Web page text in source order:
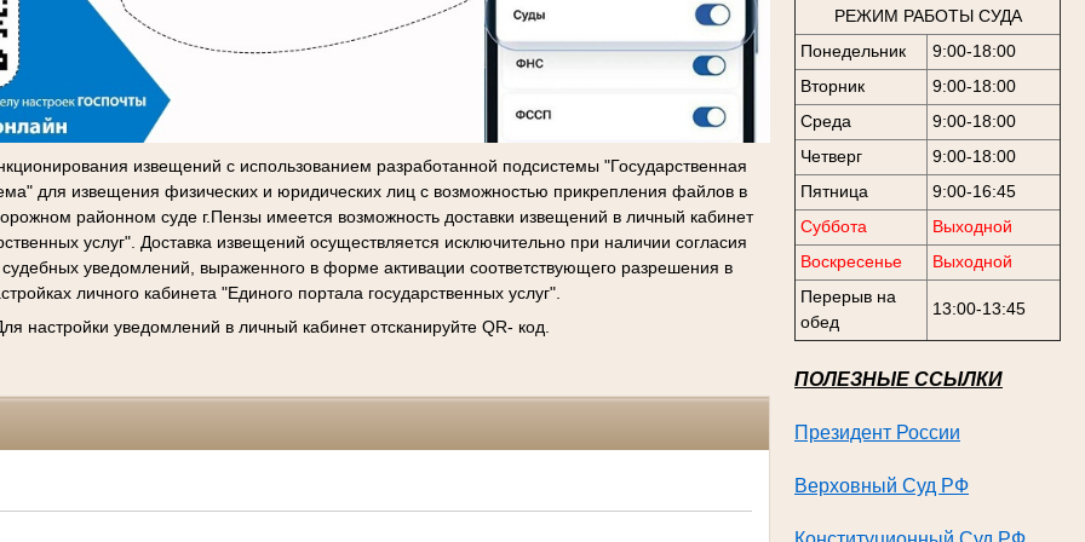
РЕЖИМ РАБОТЫ СУДА
Понедельник
9:00-18:00
Вторник
9:00-18:00
Среда
9:00-18:00
Четверг
9:00-18:00
Пятница
9:00-16:45
Суббота
Выходной
Воскресенье
Выходной
Перерыв на
обед
13:00-13:45
ПОЛЕЗНЫЕ ССЫЛКИ
Президент России
Верховный Суд РФ
извещений с использованием разработанной подсистемы "Государственная
для извещения физических и юридических лиц с возможностью прикрепления файлов в
районном суде г.Пензы имеется возможность доставки извещений в личный кабинет
услуг". Доставка извещений осуществляется исключительно при наличии согласия
уведомлений, выраженного в форме активации соответствующего разрешения в
личного кабинета "Единого портала государственных услуг".
настройки уведомлений в личный кабинет отсканируйте QR- код.